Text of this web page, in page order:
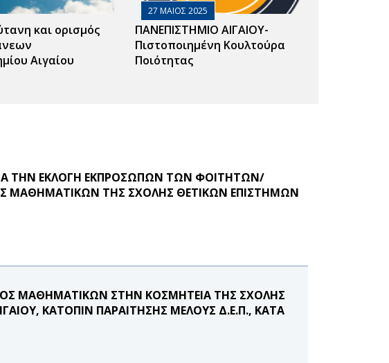
και ορισμός
Αιγαίου
27 ΜΑΙΟΣ 2025
ΠΑΝΕΠΙΣΤΗΜΙΟ ΑΙΓΑΙΟΥ-
Πιστοποιημένη Κουλτούρα
Ποιότητας
ΤΗΝ ΕΚΛΟΓΗ ΕΚΠΡΟΣΩΠΩΝ ΤΩΝ ΦΟΙΤΗΤΩΝ/
ΜΑΘΗΜΑΤΙΚΩΝ ΤΗΣ ΣΧΟΛΗΣ ΘΕΤΙΚΩΝ ΕΠΙΣΤΗΜΩΝ
ΜΑΘΗΜΑΤΙΚΩΝ ΣΤΗΝ ΚΟΣΜΗΤΕΙΑ ΤΗΣ ΣΧΟΛΗΣ
ΚΑΤΟΠΙΝ ΠΑΡΑΙΤΗΣΗΣ ΜΕΛΟΥΣ Δ.Ε.Π., ΚΑΤΑ